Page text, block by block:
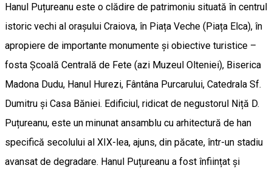
Hanul Puțureanu este o clădire de patrimoniu situată în centrul
istoric vechi al orașului Craiova, în Piața Veche (Piața Elca), în
apropiere de importante monumente și obiective turistice –
fosta Școală Centrală de Fete (azi Muzeul Olteniei), Biserica
Madona Dudu, Hanul Hurezi, Fântâna Purcarului, Catedrala Sf.
Dumitru și Casa Băniei. Edificiul, ridicat de negustorul Niță D.
Puțureanu, este un minunat ansamblu cu arhitectură de han
specifică secolului al XIX-lea, ajuns, din păcate, într-un stadiu
avansat de degradare. Hanul Puțureanu a fost înființat și